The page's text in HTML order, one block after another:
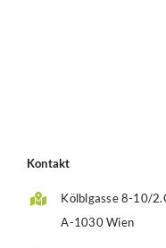
Kontakt
Kölblgasse 8-10/
A-1030 Wien